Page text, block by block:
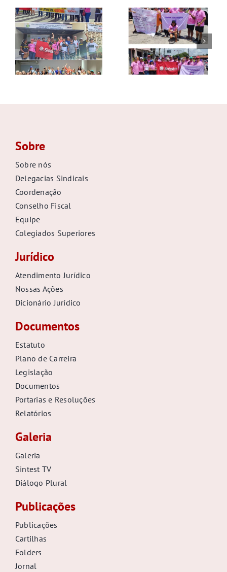
Sobre
Sobre nós
Delegacias Sindicais
Coordenação
Conselho Fiscal
Equipe
Colegiados Superiores
Jurídico
Atendimento Jurídico
Nossas Ações
Dicionário Jurídico
Documentos
Estatuto
Plano de Carreira
Legislação
Documentos
Portarias e Resoluções
Relatórios
Galeria
Galeria
Sintest TV
Diálogo Plural
Publicações
Publicações
Cartilhas
Folders
Jornal